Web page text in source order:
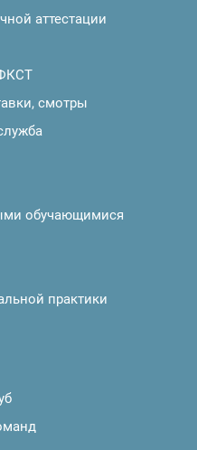
аттестации
смотры
обучающимися
практики